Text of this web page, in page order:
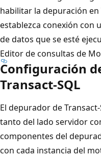
habilitar la depuración en
establezca conexión con
de datos que se esté
Editor de consultas de
Configuración
Transact-SQL
El depurador de
tanto del lado servidor
componentes del
con cada instancia del